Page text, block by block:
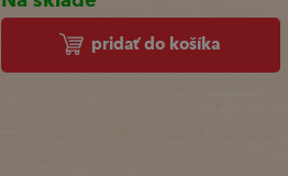
pridať do košíka